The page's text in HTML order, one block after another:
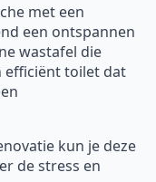
met een
een ontspannen
wastafel die
efficiënt toilet dat
kun je deze
de stress en